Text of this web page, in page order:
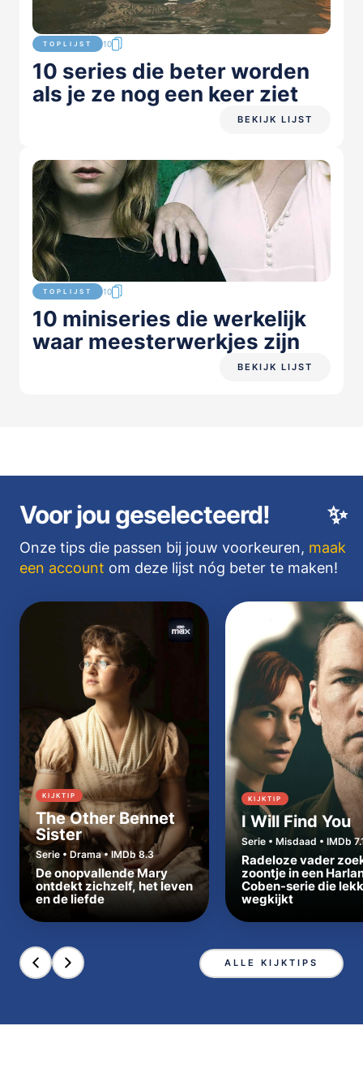
TOPLIJST 10
10 series die beter worden
als je ze nog een keer ziet
BEKIJK LIJST
TOPLIJST 10
10 miniseries die werkelijk
waar meesterwerkjes zijn
BEKIJK LIJST
✨
Voor jou geselecteerd!
Onze tips die passen bij jouw voorkeuren, maak
een account om deze lijst nóg beter te maken!
KIJKTIP
The Other Bennet
Sister
Serie • Drama • IMDb 8.3
De onopvallende Mary
ontdekt zichzelf, het leven
en de liefde
KIJKTIP
I Will Find You
Serie • Misdaad • IMDb
Radeloze vader
zoontje in een
Coben-serie die
wegkijkt
ALLE KIJKTIPS